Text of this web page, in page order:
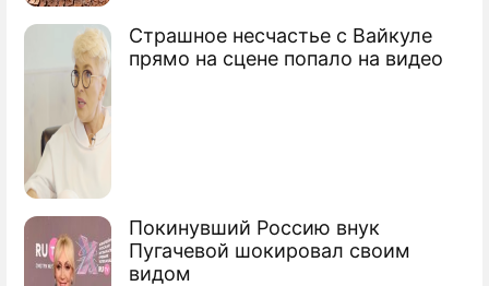
Страшное несчастье с Вайкуле
прямо на сцене попало на видео
Покинувший Россию внук
Пугачевой шокировал своим
видом
Америка и КНДР возобновят
переговоры